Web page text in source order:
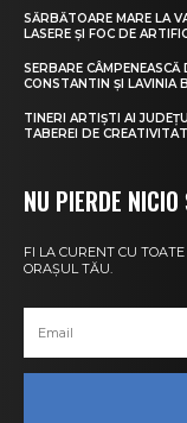
SĂRBĂTOARE MARE LA
LASERE ȘI FOC DE
SERBARE
CONSTANTIN ȘI LAVINIA
TINERI ARTIȘTI AI
TABEREI DE
NU PIERDE NICIO
FI LA CURENT CU
ORAȘUL TĂU.